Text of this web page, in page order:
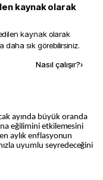
kaynak olarak
kaynak olarak
daha sık görebilirsiniz.
Nasıl çalışır?›
ayında büyük oranda
eğilimini etkilemesini
aylık enflasyonun
uyumlu seyredeceğini